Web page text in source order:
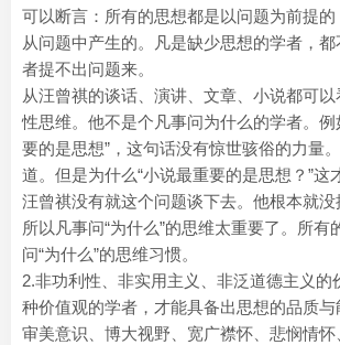
可以断言：所有的思想都是以问题为前提
从问题中产生的。凡是缺少思想的学者，
者提不出问题来。
从汪曾祺的谈话、演讲、文章、小说都可以
性思维。他不是个凡事问为什么的学者。例
要的是思想”，这句话没有惊世骇俗的力量
道。但是为什么“小说最重要的是思想？”这
汪曾祺没有就这个问题谈下去。他根本就没
所以凡事问“为什么”的思维太重要了。所有
问“为什么”的思维习惯。
2.非功利性、非实用主义、非泛道德主义的
种价值观的学者，才能具备出思想的品质与
审美意识、博大视野、宽广襟怀、悲悯情怀